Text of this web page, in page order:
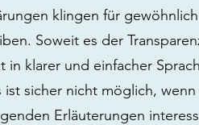
klingen für
Soweit es der
in klarer und einfacher
sicher nicht möglich,
Erläuterungen